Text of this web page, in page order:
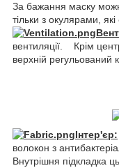
За бажання маску
тільки з окулярами,
вентиляції. Крім
верхній регульований
Інтер'єр:
волокон з
Внутрішня підкладка